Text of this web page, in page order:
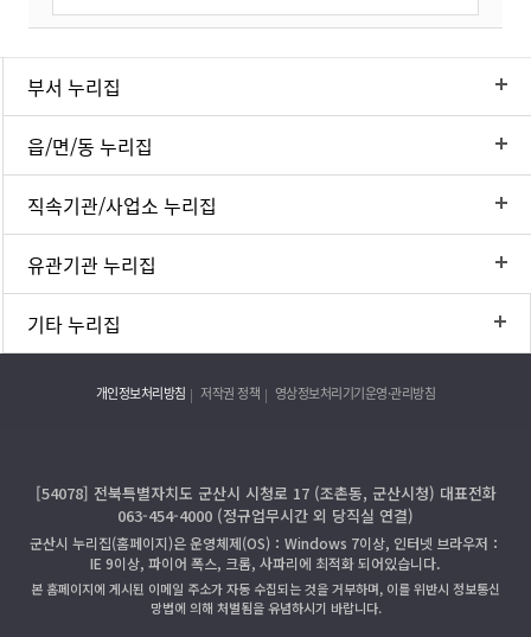
부서 누리집
읍/면/동 누리집
직속기관/사업소 누리집
유관기관 누리집
기타 누리집
개인정보처리방침 저작권 정책 영상정보처리기기운영·관리방침
[54078] 전북특별자치도 군산시 시청로 17 (조촌동, 군산시청) 대표전화
063-454-4000 (정규업무시간 외 당직실 연결)
군산시 누리집(홈페이지)은 운영체제(OS)：Windows 7이상, 인터넷 브라우저：
IE 9이상, 파이어 폭스, 크롬, 사파리에 최적화 되어있습니다.
본 홈페이지에 게시된 이메일 주소가 자동 수집되는 것을 거부하며, 이를 위반시 정보통신
망법에 의해 처벌됨을 유념하시기 바랍니다.